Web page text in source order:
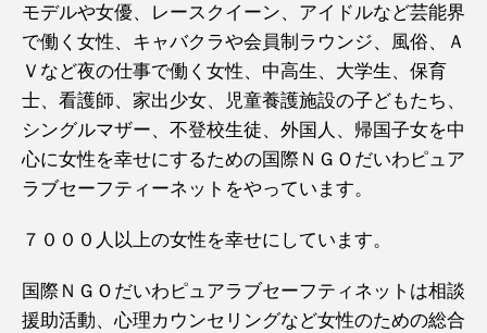
モデルや女優、レースクイーン、アイドルなど芸能界
で働く女性、キャバクラや会員制ラウンジ、風俗、Ａ
Ｖなど夜の仕事で働く女性、中高生、大学生、保育
士、看護師、家出少女、児童養護施設の子どもたち、
シングルマザー、不登校生徒、外国人、帰国子女を中
心に女性を幸せにするための国際ＮＧＯだいわピュア
ラブセーフティーネットをやっています。
７０００人以上の女性を幸せにしています。
国際ＮＧＯだいわピュアラブセーフティネットは相談
援助活動、心理カウンセリングなど女性のための総合